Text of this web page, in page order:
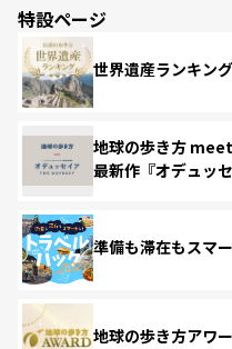
特設ページ
世界遺産ランキング
地球の歩き方
最新作『オデュッセ
準備も滞在もスマ
地球の歩き方アワ